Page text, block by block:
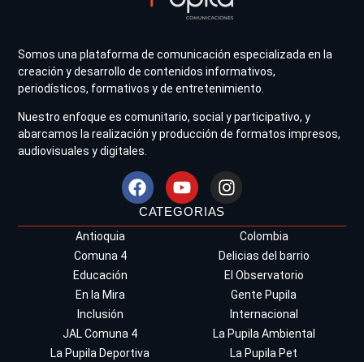
Somos una plataforma de comunicación especializada en la
creación y desarrollo de contenidos informativos,
periodísticos, formativos y de entretenimiento.
Nuestro enfoque es comunitario, social y participativo, y
abarcamos la realización y producción de formatos impresos,
audiovisuales y digitales.
CATEGORIAS
Antioquia
Colombia
Comuna 4
Delicias del barrio
Educación
El Observatorio
En la Mira
Gente Pupila
Inclusión
Internacional
JAL Comuna 4
La Pupila Ambiental
La Pupila Deportiva
La Pupila Pet